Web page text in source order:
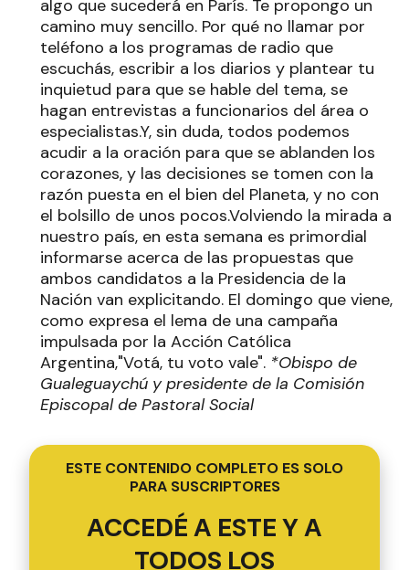
algo que sucederá en París. Te propongo un
camino muy sencillo. Por qué no llamar por
teléfono a los programas de radio que
escuchás, escribir a los diarios y plantear tu
inquietud para que se hable del tema, se
hagan entrevistas a funcionarios del área o
especialistas.Y, sin duda, todos podemos
acudir a la oración para que se ablanden los
corazones, y las decisiones se tomen con la
razón puesta en el bien del Planeta, y no con
el bolsillo de unos pocos.Volviendo la mirada a
nuestro país, en esta semana es primordial
informarse acerca de las propuestas que
ambos candidatos a la Presidencia de la
Nación van explicitando. El domingo que viene,
como expresa el lema de una campaña
impulsada por la Acción Católica
Argentina,"Votá, tu voto vale". *Obispo de
Gualeguaychú y presidente de la Comisión
Episcopal de Pastoral Social
ESTE CONTENIDO COMPLETO ES SOLO
PARA SUSCRIPTORES
ACCEDÉ A ESTE Y A
TODOS LOS